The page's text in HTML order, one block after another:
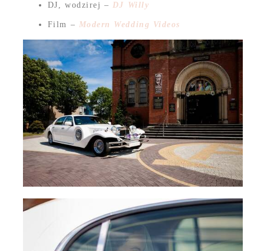
DJ, wodzirej – DJ Willy
Film – Modern Wedding Videos